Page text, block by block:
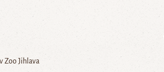
Zoo Jihlava